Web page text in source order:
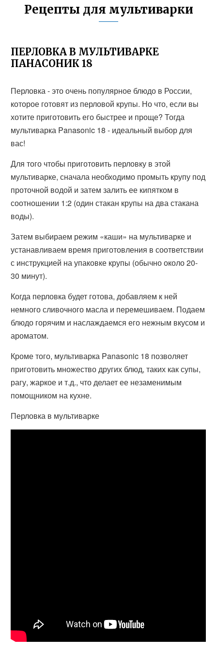
Рецепты для мультиварки
ПЕРЛОВКА В МУЛЬТИВАРКЕ
ПАНАСОНИК 18
Перловка - это очень популярное блюдо в России,
которое готовят из перловой крупы. Но что, если вы
хотите приготовить его быстрее и проще? Тогда
мультиварка Panasonic 18 - идеальный выбор для
вас!
Для того чтобы приготовить перловку в этой
мультиварке, сначала необходимо промыть крупу под
проточной водой и затем залить ее кипятком в
соотношении 1:2 (один стакан крупы на два стакана
воды).
Затем выбираем режим «каши» на мультиварке и
устанавливаем время приготовления в соответствии
с инструкцией на упаковке крупы (обычно около 20-
30 минут).
Когда перловка будет готова, добавляем к ней
немного сливочного масла и перемешиваем. Подаем
блюдо горячим и наслаждаемся его нежным вкусом и
ароматом.
Кроме того, мультиварка Panasonic 18 позволяет
приготовить множество других блюд, таких как супы,
рагу, жаркое и т.д., что делает ее незаменимым
помощником на кухне.
Перловка в мультиварке